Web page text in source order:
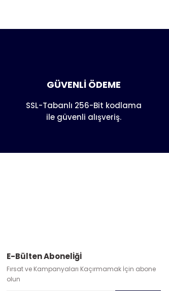
GÜVENLİ ÖDEME
SSL-Tabanlı 256-Bit kodlama
ile güvenli alışveriş.
E-Bülten Abonelİğİ
Fırsat ve Kampanyaları Kaçırmamak İçin abone
olun